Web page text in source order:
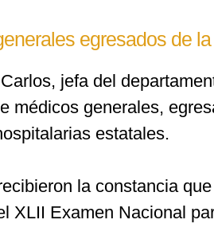
egresados de
jefa del
médicos generales,
estatales.
la constancia
XLII Examen Nacional